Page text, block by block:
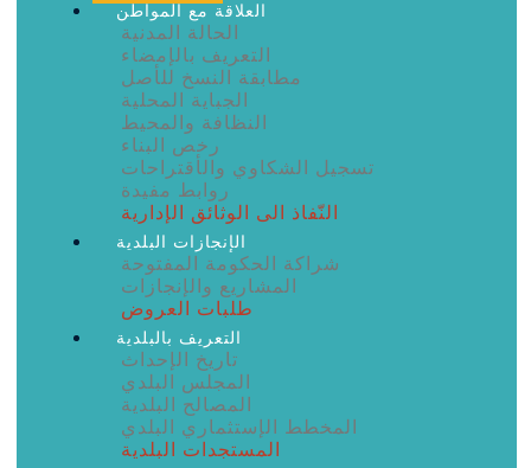
تسجيل الدخول
التسجيل
نسيت كلمة المرور
العلاقة مع المواطن
الحالة المدنية
التعريف بالإمضاء
مطابقة النسخ للأصل
الجباية المحلية
النظافة والمحيط
رخص البناء
تسجيل الشكاوي والأقتراحات
روابط مفيدة
النّفاذ الى الوثائق الإدارية
الإنجازات البلدية
شراكة الحكومة المفتوحة
المشاريع والإنجازات
طلبات العروض
التعريف بالبلدية
تاريخ الإحداث
المجلس البلدي
المصالح البلدية
المخطط الإستثماري البلدي
المستجدات البلدية